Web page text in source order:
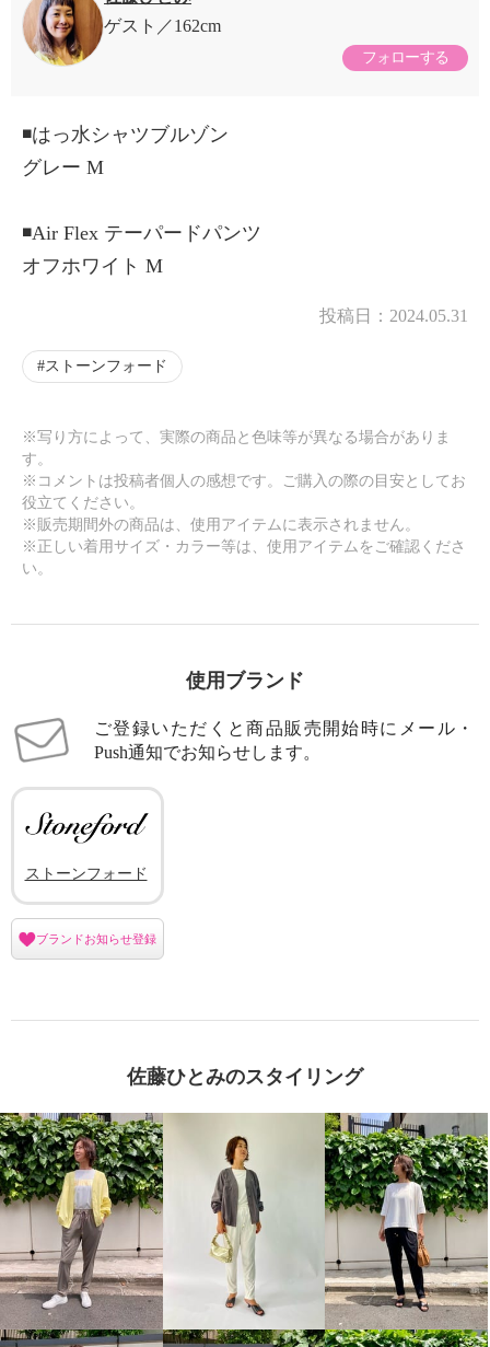
ゲスト
162cm
フォローする
◾️はっ水シャツブルゾン
グレー M
◾️Air Flex テーパードパンツ
オフホワイト M
投稿日： 2024.05.31
ストーンフォード
※写り方によって、実際の商品と色味等が異なる場合がありま
す。
※コメントは投稿者個人の感想です。ご購入の際の目安としてお
役立てください。
※販売期間外の商品は、使用アイテムに表示されません。
※正しい着用サイズ・カラー等は、使用アイテムをご確認くださ
い。
使用ブランド
ご登録いただくと商品販売開始時にメール・
Push通知でお知らせします。
ストーンフォード
ブランドお知らせ登録
佐藤ひとみのスタイリング